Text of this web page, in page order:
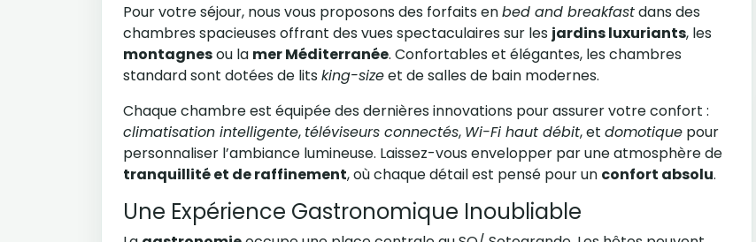
Pour votre séjour, nous vous proposons des forfaits enbed and breakfastdans des
chambres spacieuses offrant des vues spectaculaires sur les jardins luxuriants, les
montagnesou la mer Méditerranée. Confortables et élégantes, les chambres
standard sont dotées de lits king-sizeet de salles de bain modernes.
Chaque chambre est équipée des dernières innovations pour assurer votre confort :
climatisation intelligente, téléviseurs connectés, Wi-Fi haut débit, et domotique pour
personnaliser l’ambiance lumineuse. Laissez-vous envelopper par une atmosphère de
tranquillité et de raffinement, où chaque détail est pensé pour un confort absolu.
Une Expérience Gastronomique Inoubliable